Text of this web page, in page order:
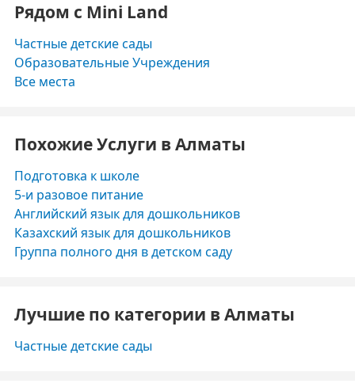
Рядом с Mini Land
Частные детские сады
Образовательные Учреждения
Все места
Похожие Услуги в Алматы
Подготовка к школе
5-и разовое питание
Английский язык для дошкольников
Казахский язык для дошкольников
Группа полного дня в детском саду
Лучшие по категории в Алматы
Частные детские сады